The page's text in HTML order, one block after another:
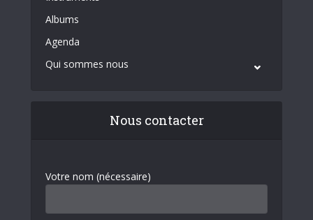
Albums
Agenda
Qui sommes nous
Nous contacter
Votre nom (nécessaire)